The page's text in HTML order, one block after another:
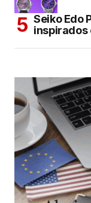
Seiko Edo
inspirados